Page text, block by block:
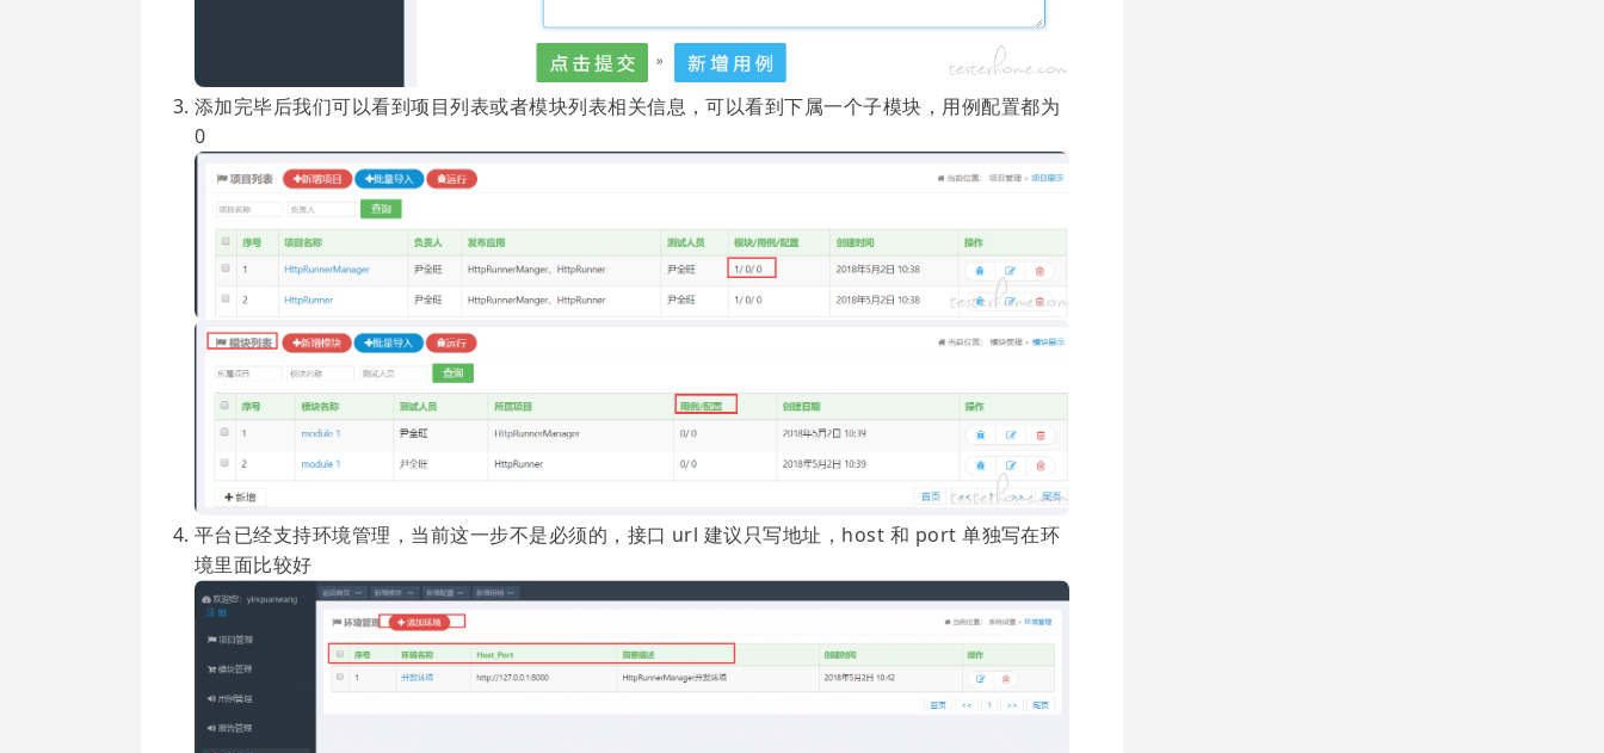
添加完毕后我们可以看到项目列表或者模块列表相关信息，可以看到下属一个子模块，用例配置都为
0
平台已经支持环境管理，当前这一步不是必须的，接口 url 建议只写地址，host 和 port 单独写在环
境里面比较好